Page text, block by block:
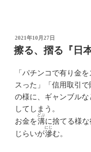
投
稿
日:
2021年10月27日
擦る、摺る『日
「パチンコで有り金
スった」「信用取引で
の様に、ギャンブル
してしまう。
お金を溝
どぶ
に捨てる様
じらいが滲
にじ
む。